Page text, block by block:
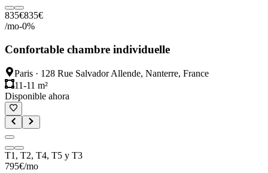
835€835€
/mo-0%
Confortable chambre individuelle
Paris · 128 Rue Salvador Allende, Nanterre, France
11-11 m²
Disponible ahora
T1, T2, T4, T5 y T3
795€/mo